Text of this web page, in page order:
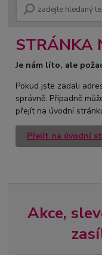
STRÁNKA
Je nám líto, ale
Pokud jste zadali
správně. Případně
přejít na úvodní
Přejít na úvodní
Akce,